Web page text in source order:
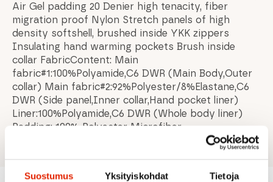
Suostumus Yksityiskohdat Tietoja
Air Gel padding 20 Denier high tenacity, fiber
migration proof Nylon Stretch panels of high
density softshell, brushed inside YKK zippers
Insulating hand warming pockets Brush inside
collar FabricContent: Main
fabric#1:100%Polyamide,C6 DWR (Main Body,Outer
collar) Main fabric#2:92%Polyester/8%Elastane,C6
DWR (Side panel,Inner collar,Hand pocket liner)
Liner:100%Polyamide,C6 DWR (Whole body liner)
Padding; 100% Polyester Microfiber